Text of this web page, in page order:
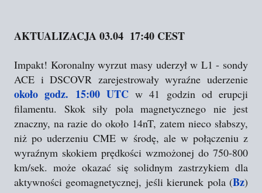
AKTUALIZACJA 03.04 17:40 CEST
Impakt! Koronalny wyrzut masy uderzył w L1 - sondy
ACE i DSCOVR zarejestrowały wyraźne uderzenie
około godz. 15:00 UTCw 41 godzin od erupcji
filamentu. Skok siły pola magnetycznego nie jest
znaczny, na razie do około 14nT, zatem nieco słabszy,
niż po uderzeniu CME w środę, ale w połączeniu z
wyraźnym skokiem prędkości wzmożonej do 750-800
km/sek. może okazać się solidnym zastrzykiem dla
aktywności geomagnetycznej, jeśli kierunek pola (Bz)